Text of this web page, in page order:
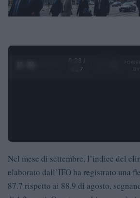
0:29 /
4:27
Nel mese di settembre, l’indice del
elaborato dall’IFO ha registrato una
87.7 rispetto ai 88.9 di agosto,